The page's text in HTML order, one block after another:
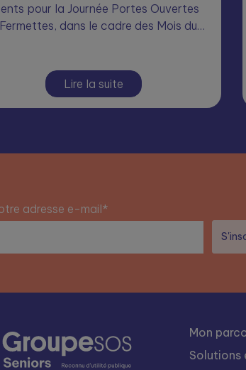
pour la Journée Portes Ouvertes
dans le cadre des Mois du…
Lire la suite
adresse e-mail*
Mon
Solutions